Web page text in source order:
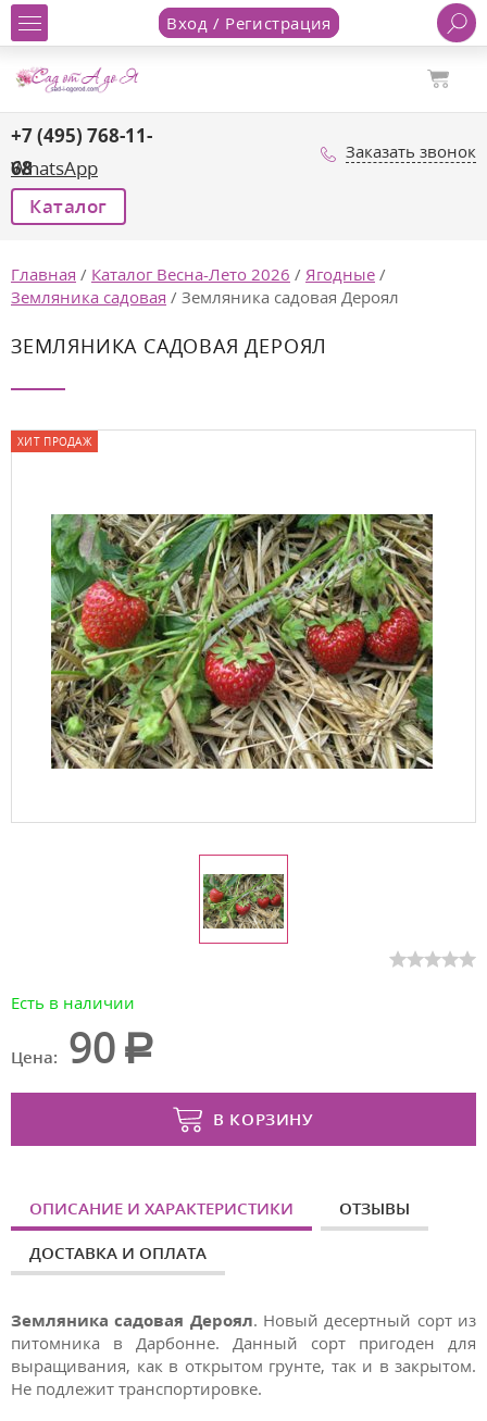
Вход / Регистрация
+7 (495) 768-11-
68
WhatsApp
Заказать звонок
Каталог
Главная / Каталог Весна-Лето 2026 / Ягодные /
Земляника садовая / Земляника садовая Дероял
ЗЕМЛЯНИКА САДОВАЯ ДЕРОЯЛ
ХИТ ПРОДАЖ
Есть в наличии
Цена: 90
В КОРЗИНУ
ОПИСАНИЕ И ХАРАКТЕРИСТИКИ ОТЗЫВЫ
ДОСТАВКА И ОПЛАТА
Земляника садовая Дероял. Новый десертный сорт из
питомника в Дарбонне. Данный сорт пригоден для
выращивания, как в открытом грунте, так и в закрытом.
Не подлежит транспортировке.